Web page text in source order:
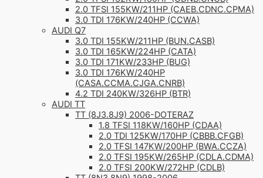
2.0 TFSI 155KW/211HP (CAEB.CDNC.CPMA)
3.0 TDI 176KW/240HP (CCWA)
AUDI Q7
3.0 TDI 155KW/211HP (BUN.CASB)
3.0 TDI 165KW/224HP (CATA)
3.0 TDI 171KW/233HP (BUG)
3.0 TDI 176KW/240HP
(CASA.CCMA.CJGA.CNRB)
4.2 TDI 240KW/326HP (BTR)
AUDI TT
TT (8J3.8J9) 2006-DOTERAZ
1.8 TFSI 118KW/160HP (CDAA)
2.0 TDI 125KW/170HP (CBBB.CFGB)
2.0 TFSI 147KW/200HP (BWA.CCZA)
2.0 TFSI 195KW/265HP (CDLA.CDMA)
2.0 TFSI 200KW/272HP (CDLB)